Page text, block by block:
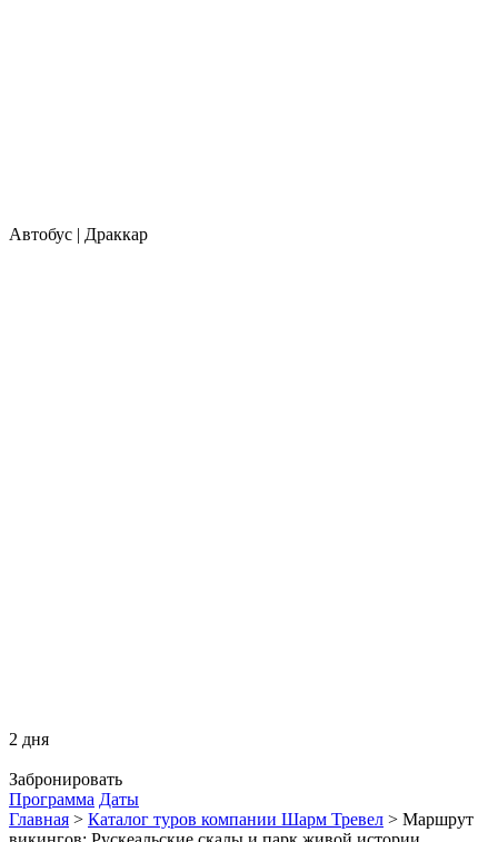
Автобус | Драккар
2 дня
Забронировать
Программа Даты
Главная > Каталог туров компании Шарм Тревел > Маршрут